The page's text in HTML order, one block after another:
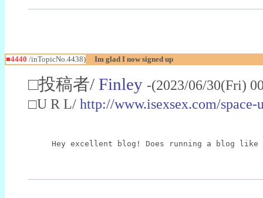
■4440 /inTopicNo.4438) Im glad I now signed up
□投稿者/ Finley -(2023/06/30(Fri)
□U R L/ http://www.isexsex.com/
Hey excellent blog! Does running a blog